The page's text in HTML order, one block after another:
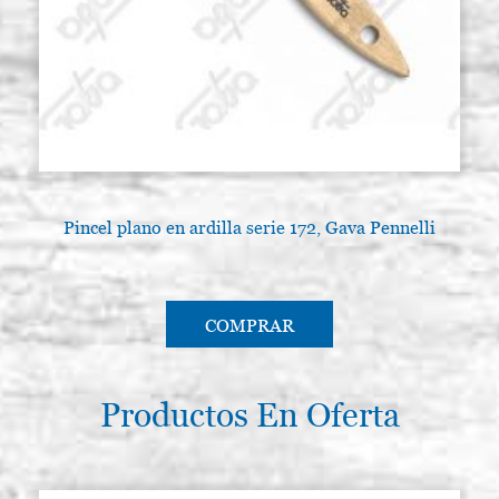
dorado, mm 90 Tintoretto, serie
2030
€ 36,00 ACQUISTA
Pincel plano en ardilla serie 172, Gava Pennelli
COMPRAR
Productos En Oferta